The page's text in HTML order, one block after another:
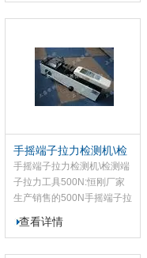
活，可以扩...
手摇端子拉力检测机\检
测端子拉力工具500N
手摇端子拉力检测机\检测端
子拉力工具500N:恒刚厂家
生产销售的500N手摇端子拉
力检测机是针对线束及电子
行业研制开发的一种检测设
查看详情